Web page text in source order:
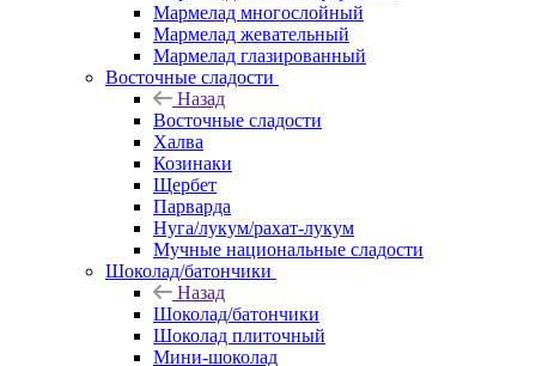
Мармелад многослойный
Мармелад жевательный
Мармелад глазированный
Восточные сладости
Назад
Восточные сладости
Халва
Козинаки
Щербет
Парварда
Нуга/лукум/рахат-лукум
Мучные национальные сладости
Шоколад/батончики
Назад
Шоколад/батончики
Шоколад плиточный
Мини-шоколад